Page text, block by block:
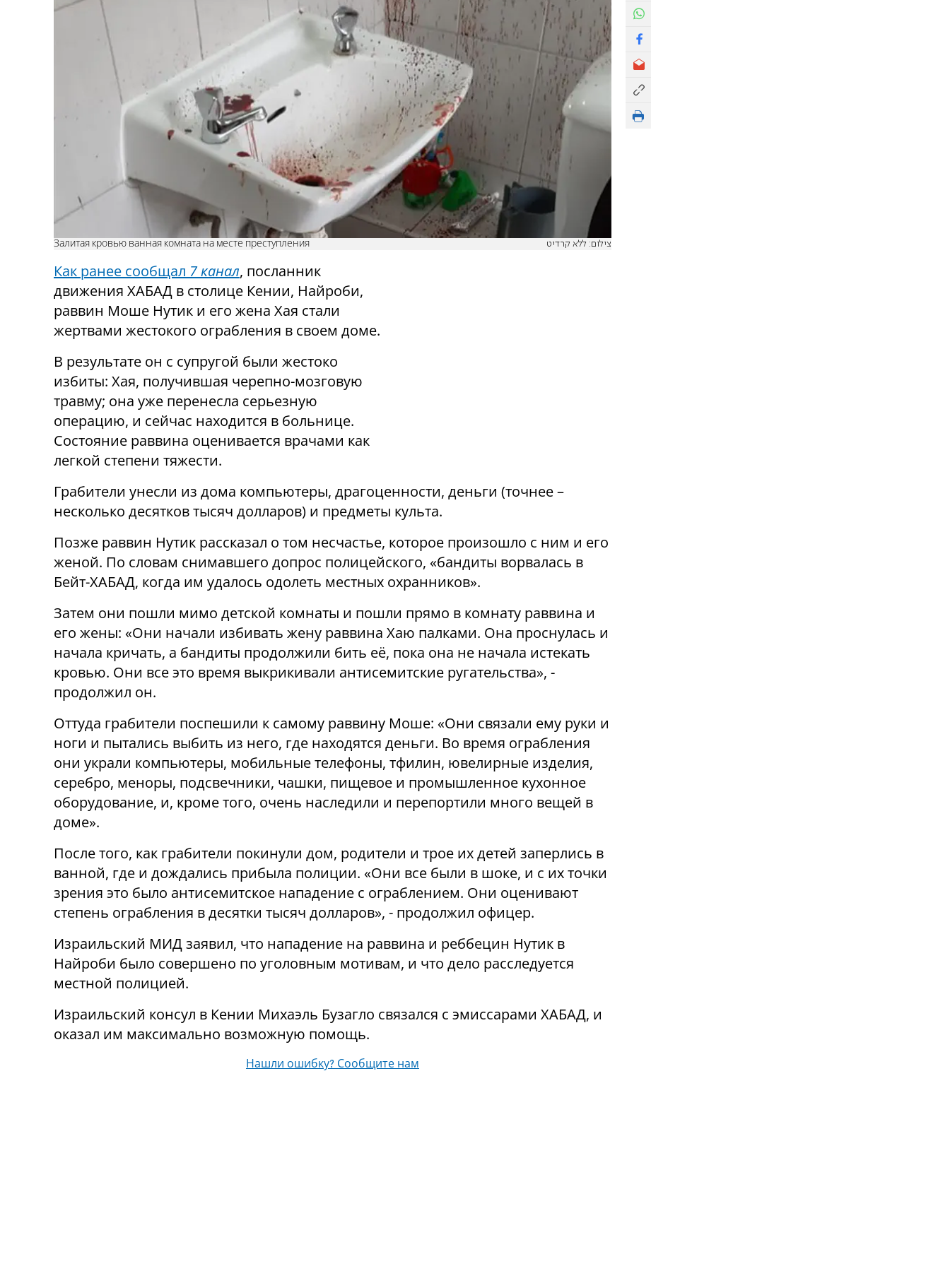
Залитая кровью ванная комната на месте преступления צילום: ללא קרדיט
Как ранее сообщал 7 канал, посланник
движения ХАБАД в столице Кении, Найроби,
раввин Моше Нутик и его жена Хая стали
жертвами жестокого ограбления в своем доме.
В результате он с супругой были жестоко
избиты: Хая, получившая черепно-мозговую
травму; она уже перенесла серьезную
операцию, и сейчас находится в больнице.
Состояние раввина оценивается врачами как
легкой степени тяжести.
Грабители унесли из дома компьютеры, драгоценности, деньги (точнее –
несколько десятков тысяч долларов) и предметы культа.
Позже раввин Нутик рассказал о том несчастье, которое произошло с ним и его
женой. По словам снимавшего допрос полицейского, «бандиты ворвалась в
Бейт-ХАБАД, когда им удалось одолеть местных охранников».
Затем они пошли мимо детской комнаты и пошли прямо в комнату раввина и
его жены: «Они начали избивать жену раввина Хаю палками. Она проснулась и
начала кричать, а бандиты продолжили бить её, пока она не начала истекать
кровью. Они все это время выкрикивали антисемитские ругательства», -
продолжил он.
Оттуда грабители поспешили к самому раввину Моше: «Они связали ему руки и
ноги и пытались выбить из него, где находятся деньги. Во время ограбления
они украли компьютеры, мобильные телефоны, тфилин, ювелирные изделия,
серебро, меноры, подсвечники, чашки, пищевое и промышленное кухонное
оборудование, и, кроме того, очень наследили и перепортили много вещей в
доме».
После того, как грабители покинули дом, родители и трое их детей заперлись в
ванной, где и дождались прибыла полиции. «Они все были в шоке, и с их точки
зрения это было антисемитское нападение с ограблением. Они оценивают
степень ограбления в десятки тысяч долларов», - продолжил офицер.
Израильский МИД заявил, что нападение на раввина и реббецин Нутик в
Найроби было совершено по уголовным мотивам, и что дело расследуется
местной полицией.
Израильский консул в Кении Михаэль Бузагло связался с эмиссарами ХАБАД, и
оказал им максимально возможную помощь.
Нашли ошибку? Сообщите нам